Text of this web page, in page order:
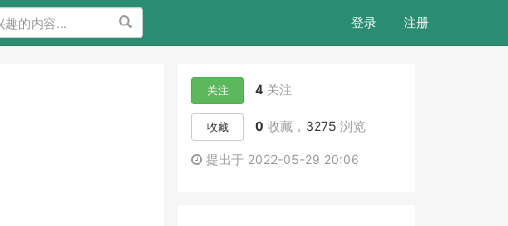
搜索 登录 注册
关注 4关注
收藏 0 收藏， 3275 浏览
提出于 2022-05-29 20:06